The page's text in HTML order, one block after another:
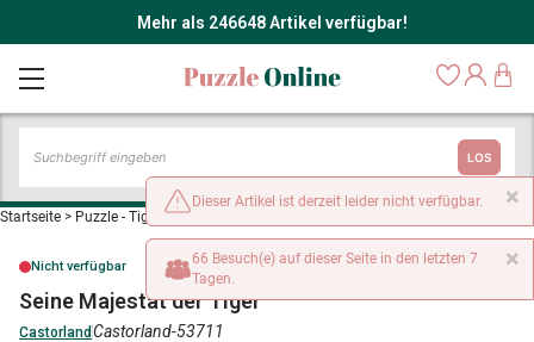
Mehr als 246648 Artikel verfügbar!
LOS
Startseite > Puzzle - Tiger >Seine Majestät der Tiger
Nicht verfügbar
Seine Majestät der Tiger
Castorland Castorland-53711
×
Dieser Artikel ist derzeit leider nicht verfügbar.
×
66 Besuch(e) auf dieser Seite in den letzten 7
Tagen.